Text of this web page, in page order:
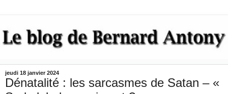
jeudi 18 janvier 2024
Dénatalité : les sarcasmes de Satan – «